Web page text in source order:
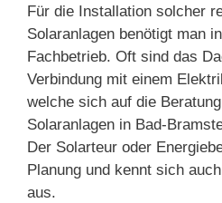
Für die Installation solcher
Solaranlagen benötigt man
Fachbetrieb. Oft sind das
Verbindung mit einem
welche sich auf die
Solaranlagen in Bad-
Der Solarteur oder
Planung und kennt sich
aus.